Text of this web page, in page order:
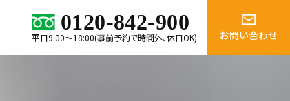
0120-842-900
平日9:00～18:00(事前予約で時間外、休日OK) お問い合わせ